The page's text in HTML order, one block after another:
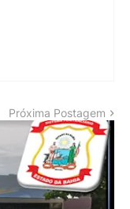
Próxima Postagem